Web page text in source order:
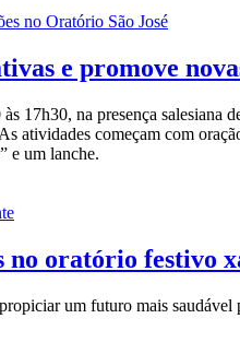
e promove
17h30, na presença
atividades começam com
e um lanche.
no oratório festivo
um futuro mais